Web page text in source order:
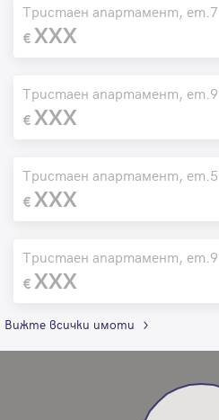
Тристаен апартамент, ет.7
XXX
Тристаен апартамент, ет.9
XXX
Тристаен апартамент, ет.5
XXX
Тристаен апартамент, ет.9
XXX
Вижте всички имоти